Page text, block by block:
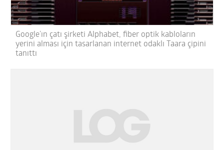
Google’ın çatı şirketi Alphabet, fiber optik kabloların
yerini alması için tasarlanan internet odaklı Taara çipini
tanıttı